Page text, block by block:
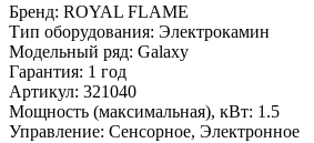
Бренд: ROYAL FLAME
Тип оборудования: Электрокамин
Модельный ряд: Galaxy
Гарантия: 1 год
Артикул: 321040
Мощность (максимальная), кВт: 1.5
Управление: Сенсорное, Электронное